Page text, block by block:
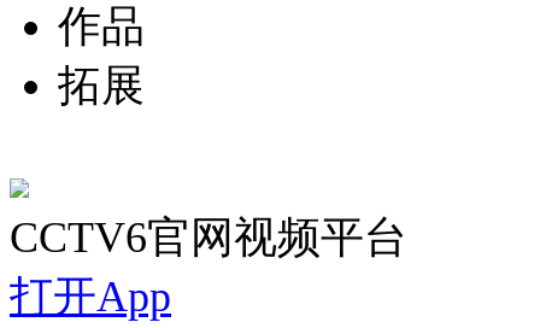
作品
拓展
CCTV6官网视频平台
打开App